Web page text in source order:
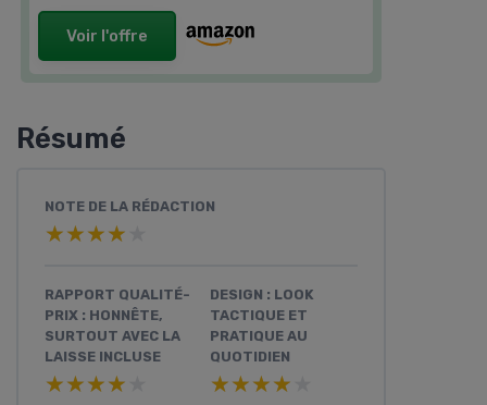
Voir l'offre
Résumé
NOTE DE LA RÉDACTION
★★★★★
★★★★★
RAPPORT QUALITÉ-
PRIX : HONNÊTE,
SURTOUT AVEC LA
LAISSE INCLUSE
★★★★★
★★★★★
DESIGN : LOOK
TACTIQUE ET
PRATIQUE AU
QUOTIDIEN
★★★★★
★★★★★